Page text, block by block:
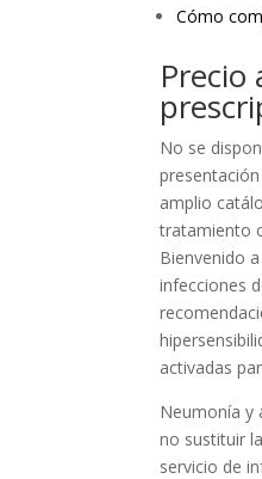
Cómo
No se
amplio
tratamiento
Bienvenido
infecciones
activadas
Neumonía y
no sustituir
servicio de